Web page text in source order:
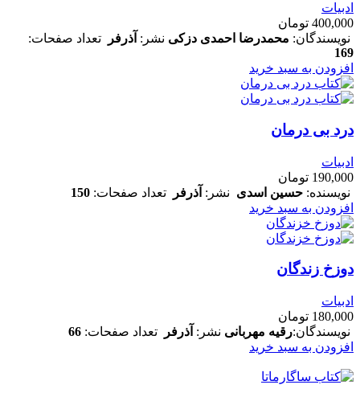
ادبیات
400,000 تومان
نویسندگان: محمدرضا احمدی دزکی نشر: آذرفر
تعداد صفحات:
169
افزودن به سبد خرید
درد بی درمان
ادبیات
190,000 تومان
نویسنده: حسین اسدی نشر: آذرفر تعداد صفحات: 150
افزودن به سبد خرید
دوزخ زندگان
ادبیات
180,000 تومان
نویسندگان:رقیه مهربانی نشر: آذرفر تعداد صفحات:
افزودن به سبد خرید